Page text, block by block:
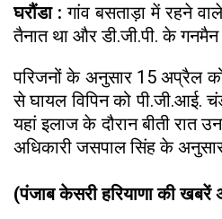
घरौंडा :गांव बसताड़ा में रहने
तैनात था और डी.जी.पी. के
परिजनों के अनुसार 15 अप्रैल
से घायल विपिन को पी.जी.आई.
यहां इलाज के दौरान बीती रात
अधिकारी जसपाल सिंह के
(पंजाब केसरी हरियाणा की